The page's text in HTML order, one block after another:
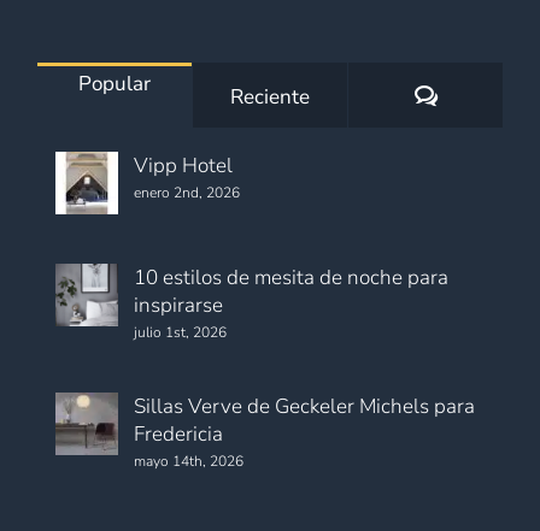
Popular Reciente
Vipp Hotel
enero 2nd, 2026
10 estilos de mesita de noche para
inspirarse
julio 1st, 2026
Sillas Verve de Geckeler Michels para
Fredericia
mayo 14th, 2026